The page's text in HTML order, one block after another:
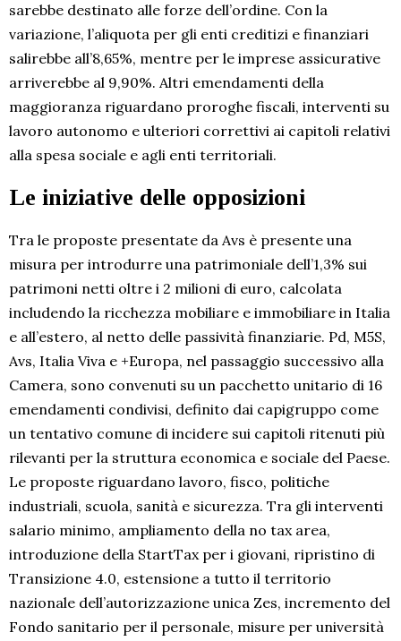
sarebbe destinato alle forze dell’ordine. Con la
variazione, l’aliquota per gli enti creditizi e finanziari
salirebbe all’8,65%, mentre per le imprese assicurative
arriverebbe al 9,90%. Altri emendamenti della
maggioranza riguardano proroghe fiscali, interventi su
lavoro autonomo e ulteriori correttivi ai capitoli relativi
alla spesa sociale e agli enti territoriali.
Le iniziative delle opposizioni
Tra le proposte presentate da Avs è presente una
misura per introdurre una patrimoniale dell’1,3% sui
patrimoni netti oltre i 2 milioni di euro, calcolata
includendo la ricchezza mobiliare e immobiliare in Italia
e all’estero, al netto delle passività finanziarie. Pd, M5S,
Avs, Italia Viva e +Europa, nel passaggio successivo alla
Camera, sono convenuti su un pacchetto unitario di 16
emendamenti condivisi, definito dai capigruppo come
un tentativo comune di incidere sui capitoli ritenuti più
rilevanti per la struttura economica e sociale del Paese.
Le proposte riguardano lavoro, fisco, politiche
industriali, scuola, sanità e sicurezza. Tra gli interventi
salario minimo, ampliamento della no tax area,
introduzione della StartTax per i giovani, ripristino di
Transizione 4.0, estensione a tutto il territorio
nazionale dell’autorizzazione unica Zes, incremento del
Fondo sanitario per il personale, misure per università